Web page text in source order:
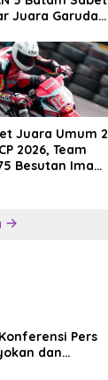
Juara Garuda
Juara Umum 2
2026, Team
Besutan Iman
Pers
dan